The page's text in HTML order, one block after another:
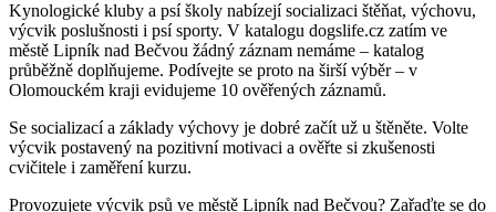
Kynologické kluby a psí školy nabízejí socializaci štěňat, výchovu,
výcvik poslušnosti i psí sporty. V katalogu dogslife.cz zatím ve
městě Lipník nad Bečvou žádný záznam nemáme – katalog
průběžně doplňujeme. Podívejte se proto na širší výběr – v
Olomouckém kraji evidujeme 10 ověřených záznamů.
Se socializací a základy výchovy je dobré začít už u štěněte. Volte
výcvik postavený na pozitivní motivaci a ověřte si zkušenosti
cvičitele i zaměření kurzu.
Provozujete výcvik psů ve městě Lipník nad Bečvou? Zařaďte se do